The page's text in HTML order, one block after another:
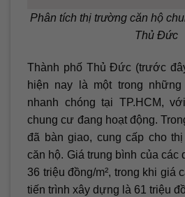
Phân tích thị trường căn hộ
Thủ Đức
Thành phố Thủ Đức (trước
hiện nay là một trong
nhanh chóng tại TP.HCM,
chung cư đang hoạt động.
đã bàn giao, cung cấp cho
căn hộ. Giá trung bình của các
36 triệu đồng/m², trong khi giá
tiến trình xây dựng là 61 triệu